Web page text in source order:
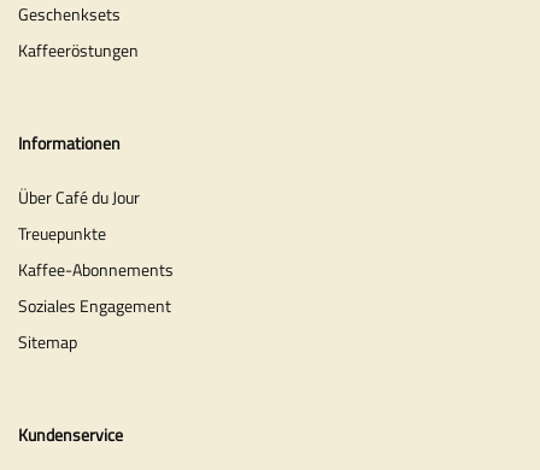
Geschenksets
Kaffeeröstungen
Informationen
Über Café du Jour
Treuepunkte
Kaffee-Abonnements
Soziales Engagement
Sitemap
Kundenservice